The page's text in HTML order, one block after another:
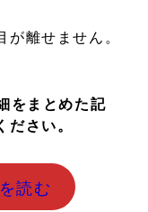
離せません。
をまとめた記
さい。
読む